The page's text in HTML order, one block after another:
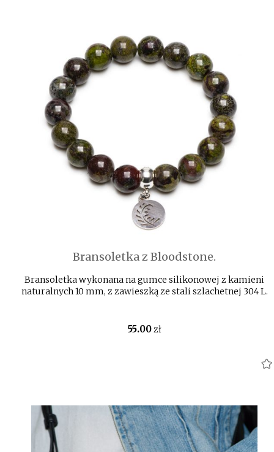
Bransoletka z Bloodstone.
Bransoletka wykonana na gumce silikonowej z kamieni
naturalnych 10 mm, z zawieszką ze stali szlachetnej 304 L.
55.00zł